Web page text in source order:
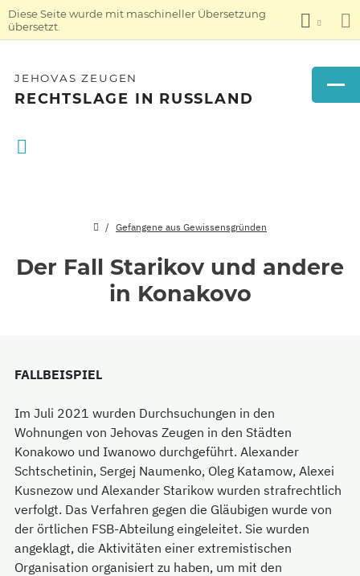
Diese Seite wurde mit maschineller Übersetzung
übersetzt.
JEHOVAS ZEUGEN
RECHTSLAGE IN RUSSLAND
Gefangene aus Gewissensgründen
Der Fall Starikov und andere
in Konakovo
FALLBEISPIEL
Im Juli 2021 wurden Durchsuchungen in den
Wohnungen von Jehovas Zeugen in den Städten
Konakowo und Iwanowo durchgeführt. Alexander
Schtschetinin, Sergej Naumenko, Oleg Katamow, Alexei
Kusnezow und Alexander Starikow wurden strafrechtlich
verfolgt. Das Verfahren gegen die Gläubigen wurde von
der örtlichen FSB-Abteilung eingeleitet. Sie wurden
angeklagt, die Aktivitäten einer extremistischen
Organisation organisiert zu haben, um mit den